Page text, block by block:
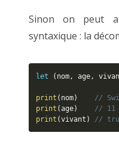
Sinon on peut
syntaxique : la
let ( nom , age ,
print ( nom)
//
print (age)
// 11
print (vivant ) //